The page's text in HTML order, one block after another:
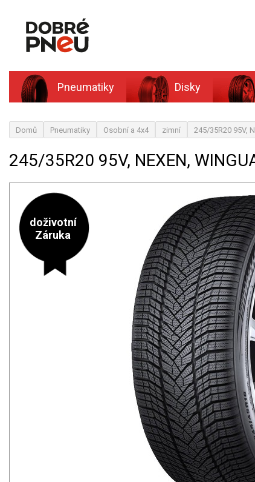
Pneumatiky Disky
Domů Pneumatiky Osobní a 4x4 zimní 245/35R20 95V,
245/35R20 95V, NEXEN,
doživotní
Záruka